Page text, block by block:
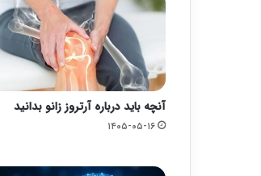
آنچه باید درباره آرتروز زانو بدانید
۱۴۰۵-۰۵-۱۶